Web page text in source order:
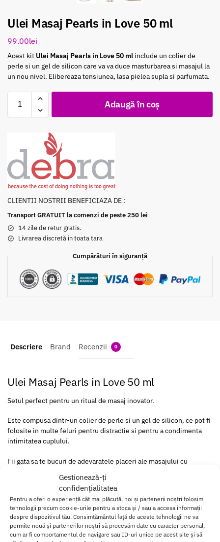
Gestionează-ți
confidențialitatea
Pentru a oferi o experiență cât mai plăcută, noi și partenerii noștri folosim
tehnologii precum cookie-urile pentru a stoca și / sau a accesa informații
despre dispozitivul tău. Consimțământul față de aceste tehnologii ne va
permite nouă și partenerilor noștri să procesăm date cu caracter personal,
cum ar fi comportamentul de navigare sau ID-uri unice pe acest site și să
Ulei Masaj Pearls in Love 50 ml
99.00lei
Acest kit Ulei Masaj Pearls in Love 50 ml include un colier de
perle si un gel de silicon care va va duce masturbarea si masajul la
un nou nivel. Elibereaza tensiunea, lasa pielea supla si parfumata.
Adaugă în coș
CLIENTII NOSTRII BENEFICIAZA DE :
Transport GRATUIT la comenzi de peste 250 lei
14 zile de retur gratis.
Livrarea discretă in toata tara
Cumpărături în siguranță
Descriere Brand Recenzii 0
Ulei Masaj Pearls in Love 50 ml
Setul perfect pentru un ritual de masaj inovator.
Este compusa dintr-un colier de perle si un gel de silicon, ce pot fi
folosite in multe feluri pentru distractie si pentru a condimenta
intimitatea cuplului.
Fii gata sa te bucuri de adevaratele placeri ale masajului cu
Cu siguranta va fi atat de incantata de atingerile tale incat iti va
cere sa nu te mai opresti.
Poti face minuni cu mainile tale daca ai la indemana uleiul de
masajPearls in Love .